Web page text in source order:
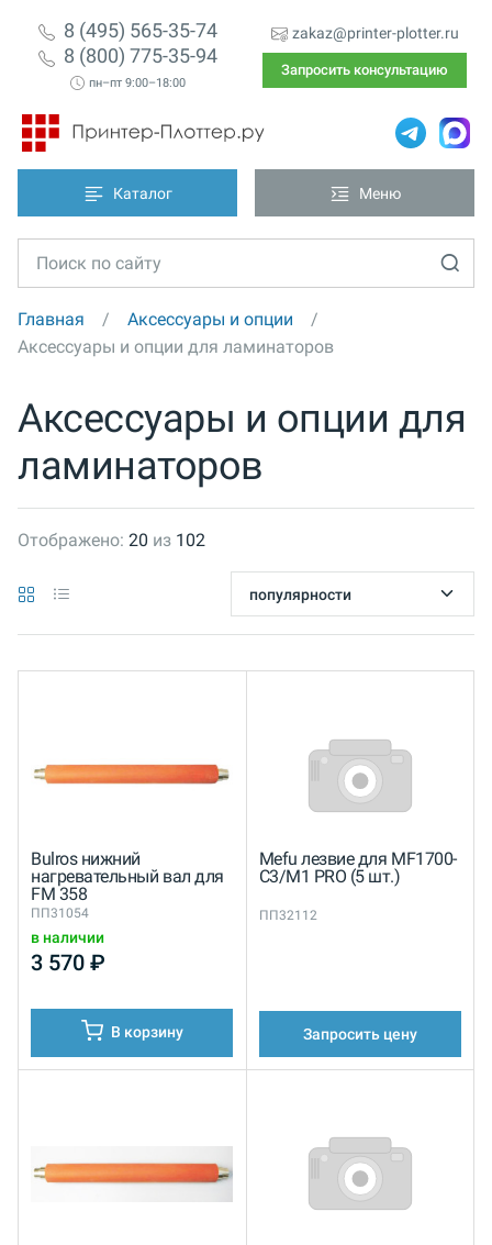
8 (495) 565-35-74
8 (800) 775-35-94
пн–пт 9:00–18:00
zakaz@printer-plotter.ru
Запросить консультацию
Каталог Меню
Главная
Аксессуары и опции
Аксессуары и опции для ламинаторов
Аксессуары и опции для
ламинаторов
Отображено: 20 из 102
Bulros нижний
нагревательный вал для
FM 358
ПП31054
в наличии
3 570₽
В корзину
Mefu лезвие для MF1700-
C3/M1 PRO (5 шт.)
ПП32112
Запросить цену